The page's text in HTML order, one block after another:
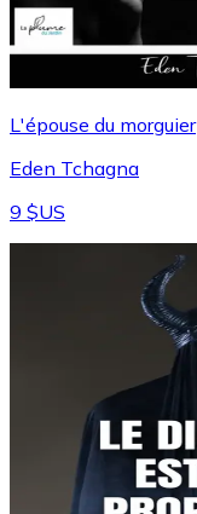
L'épouse du morguier
Eden Tchagna
9 $US